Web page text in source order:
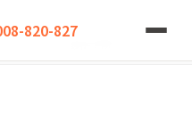
820-827
家的座位最值得躺？